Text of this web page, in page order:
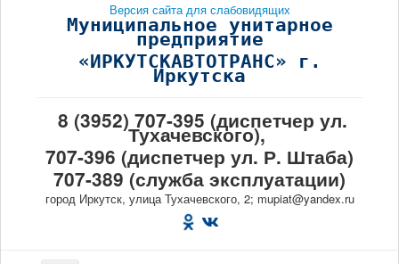
Версия сайта для слабовидящих
Муниципальное унитарное
предприятие
«ИРКУТСКАВТОТРАНС» г.
Иркутска
8 (3952) 707-395 (диспетчер ул.
Тухачевского),
707-396 (диспетчер ул. Р. Штаба)
707-389 (служба эксплуатации)
город Иркутск, улица Тухачевского, 2; mupiat@yandex.ru